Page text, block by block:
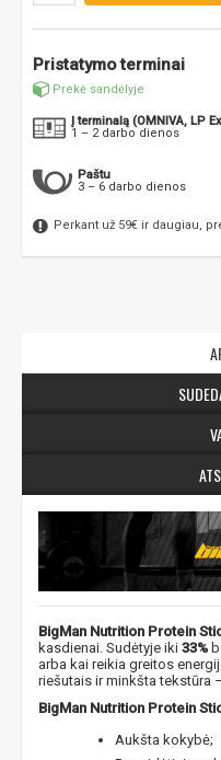
Pristatymo terminai
Prekė sandėlyje
Į terminalą (OMNIVA, LP
1 – 2 darbo dienos
Paštu
3 – 6 darbo dienos
Perkant už 59€ ir daugiau,
BigMan Nutrition Protein
kasdienai. Sudėtyje iki 33%
arba kai reikia greitos
riešutais ir minkšta tekstūra
BigMan Nutrition Protein
Aukšta kokybė;